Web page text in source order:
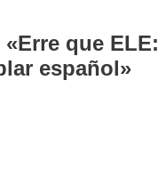
que ELE:
español»